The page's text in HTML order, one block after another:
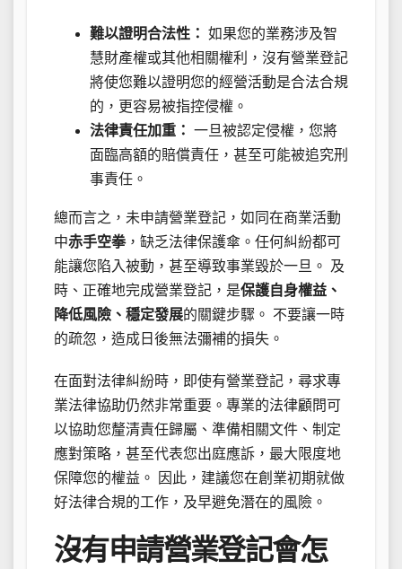
難以證明合法性： 如果您的業務涉及智
慧財產權或其他相關權利，沒有營業登記
將使您難以證明您的經營活動是合法合規
的，更容易被指控侵權。
法律責任加重： 一旦被認定侵權，您將
面臨高額的賠償責任，甚至可能被追究刑
事責任。
總而言之，未申請營業登記，如同在商業活動
中赤手空拳，缺乏法律保護傘。任何糾紛都可
能讓您陷入被動，甚至導致事業毀於一旦。 及
時、正確地完成營業登記，是保護自身權益、
降低風險、穩定發展的關鍵步驟。 不要讓一時
的疏忽，造成日後無法彌補的損失。
在面對法律糾紛時，即使有營業登記，尋求專
業法律協助仍然非常重要。專業的法律顧問可
以協助您釐清責任歸屬、準備相關文件、制定
應對策略，甚至代表您出庭應訴，最大限度地
保障您的權益。 因此，建議您在創業初期就做
好法律合規的工作，及早避免潛在的風險。
沒有申請營業登記會怎